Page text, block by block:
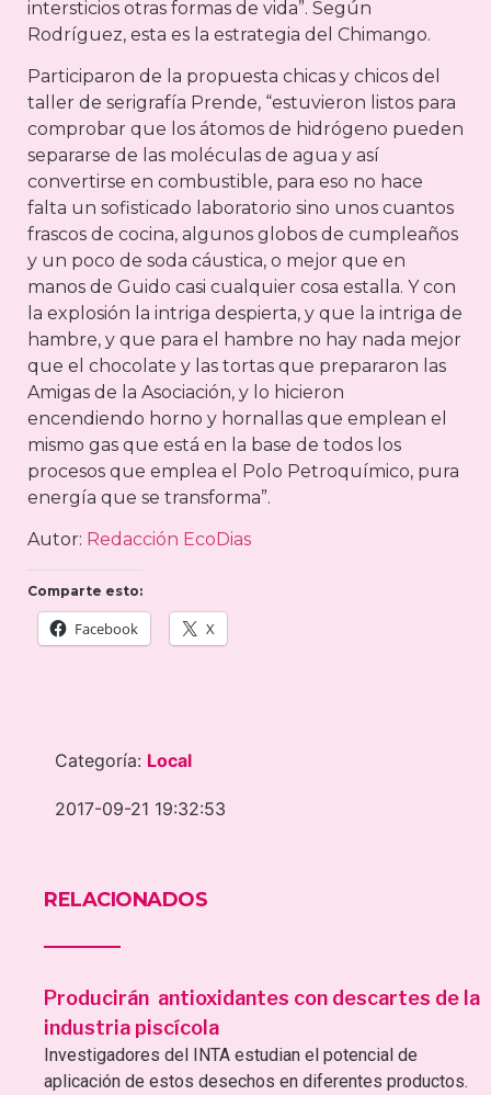
intersticios otras formas de vida”. Según
Rodríguez, esta es la estrategia del Chimango.
Participaron de la propuesta chicas y chicos del
taller de serigrafía Prende, “estuvieron listos para
comprobar que los átomos de hidrógeno pueden
separarse de las moléculas de agua y así
convertirse en combustible, para eso no hace
falta un sofisticado laboratorio sino unos cuantos
frascos de cocina, algunos globos de cumpleaños
y un poco de soda cáustica, o mejor que en
manos de Guido casi cualquier cosa estalla. Y con
la explosión la intriga despierta, y que la intriga de
hambre, y que para el hambre no hay nada mejor
que el chocolate y las tortas que prepararon las
Amigas de la Asociación, y lo hicieron
encendiendo horno y hornallas que emplean el
mismo gas que está en la base de todos los
procesos que emplea el Polo Petroquímico, pura
energía que se transforma”.
Autor: Redacción EcoDias
Comparte esto:
Facebook X
Categoría: Local
2017-09-21 19:32:53
RELACIONADOS
Producirán antioxidantes con descartes de la
industria piscícola
Investigadores del INTA estudian el potencial de
aplicación de estos desechos en diferentes productos.